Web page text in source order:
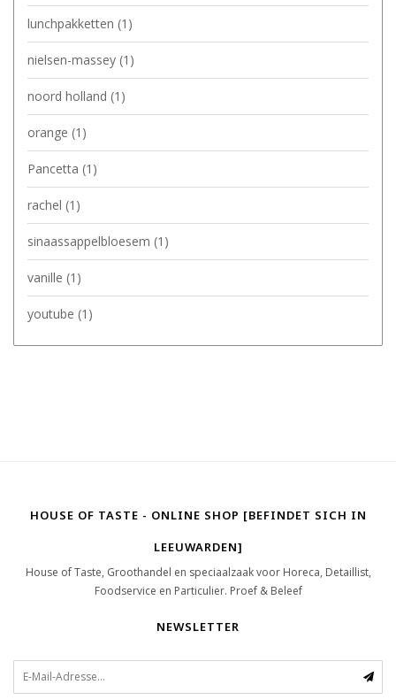
lunchpakketten (1)
nielsen-massey (1)
noord holland (1)
orange (1)
Pancetta (1)
rachel (1)
sinaassappelbloesem (1)
vanille (1)
youtube (1)
HOUSE OF TASTE - ONLINE SHOP [BEFINDET SICH IN
LEEUWARDEN]
House of Taste, Groothandel en speciaalzaak voor Horeca, Detaillist,
Foodservice en Particulier. Proef & Beleef
NEWSLETTER